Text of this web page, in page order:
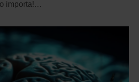
importa!…